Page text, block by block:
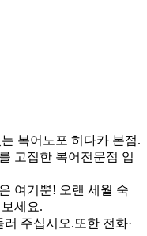
복어노포 히다카 본점.
고집한 복어전문점 입
여기뿐! 오랜 세월 숙
세요.
주십시오.또한 전화·